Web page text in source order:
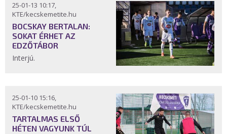
25-01-13 10:17,
KTE/kecskemetite.hu
BOCSKAY BERTALAN:
SOKAT ÉRHET AZ
EDZŐTÁBOR
Interjú.
25-01-10 15:16,
KTE/kecskemetite.hu
TARTALMAS ELSŐ
HÉTEN VAGYUNK TÚL